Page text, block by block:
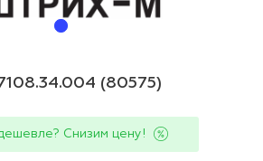
(80575)
Снизим цену!